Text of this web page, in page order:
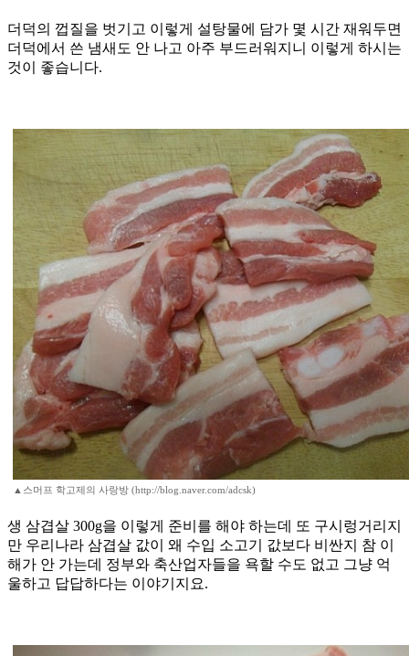
더덕의 껍질을 벗기고 이렇게 설탕물에 담가 몇 시간 재워두면
더덕에서 쓴 냄새도 안 나고 아주 부드러워지니 이렇게 하시는
것이 좋습니다.
▲스머프 학고제의 사랑방 (http://blog.naver.com/adcsk)
생 삼겹살 300g을 이렇게 준비를 해야 하는데 또 구시렁거리지
만 우리나라 삼겹살 값이 왜 수입 소고기 값보다 비싼지 참 이
해가 안 가는데 정부와 축산업자들을 욕할 수도 없고 그냥 억
울하고 답답하다는 이야기지요.